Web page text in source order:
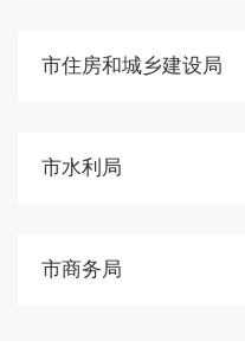
市住房和城乡建设局
市水利局
市商务局